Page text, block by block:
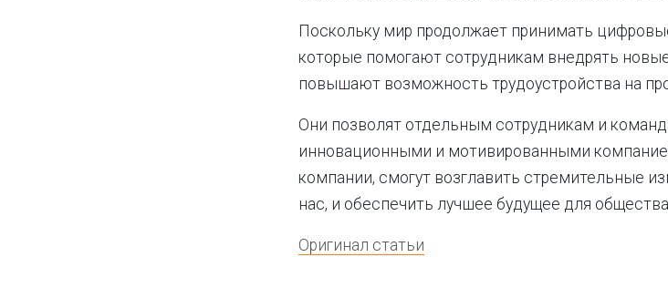
Поскольку мир продолжает принимать
которые помогают сотрудникам внедрять
повышают возможность трудоустройства на
Они позволят отдельным сотрудникам и
инновационными и мотивированными
компании, смогут возглавить стремительные
нас, и обеспечить лучшее будущее для
Оригинал статьи